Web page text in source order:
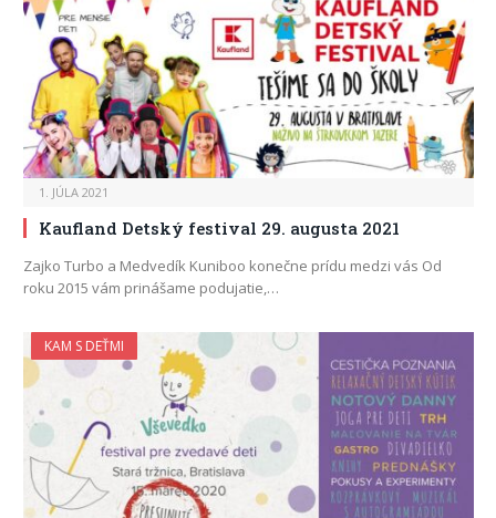
1. JÚLA 2021
Kaufland Detský festival 29. augusta 2021
Zajko Turbo a Medvedík Kuniboo konečne prídu medzi vás Od
roku 2015 vám prinášame podujatie,…
KAM S DEŤMI